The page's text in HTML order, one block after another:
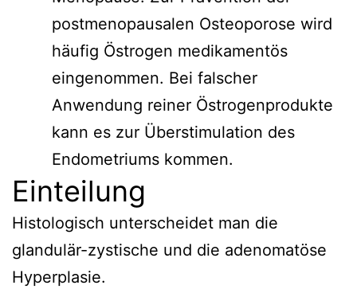
postmenopausalen Osteoporose wird
häufig Östrogen medikamentös
eingenommen. Bei falscher
Anwendung reiner Östrogenprodukte
kann es zur Überstimulation des
Endometriums kommen.
Einteilung
Histologisch unterscheidet man die
glandulär-zystische und die adenomatöse
Hyperplasie.